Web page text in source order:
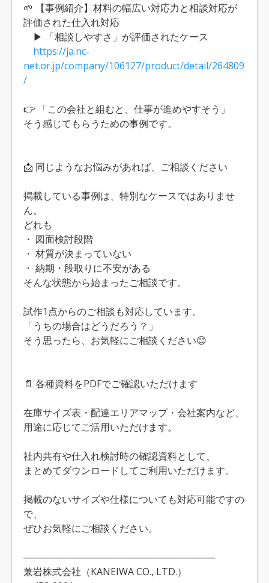
🌱 【事例紹介】材料の幅広い対応力と相談対応が
評価された仕入れ対応
▶ 「相談しやすさ」が評価されたケース
https://ja.nc-
net.or.jp/company/106127/product/detail/264809
/
👉 「この会社と組むと、仕事が進めやすそう」
そう感じてもらうための事例です。
📩 同じようなお悩みがあれば、ご相談ください
掲載している事例は、特別なケースではありませ
ん。
どれも
・ 図面検討段階
・ 材質が決まっていない
・ 納期・段取りに不安がある
そんな状態から始まったご相談です。
試作1点からのご相談も対応しています。
「うちの場合はどうだろう？」
そう思ったら、お気軽にご相談ください😊
📄 各種資料をPDFでご確認いただけます
在庫サイズ表・配達エリアマップ・会社案内など、
用途に応じてご活用いただけます。
社内共有や仕入れ検討時の確認資料として、
まとめてダウンロードしてご利用いただけます。
掲載のないサイズや仕様についても対応可能ですの
で、
ぜひお気軽にご相談ください。
─────────────────────────────
兼岩株式会社（KANEIWA CO., LTD.）